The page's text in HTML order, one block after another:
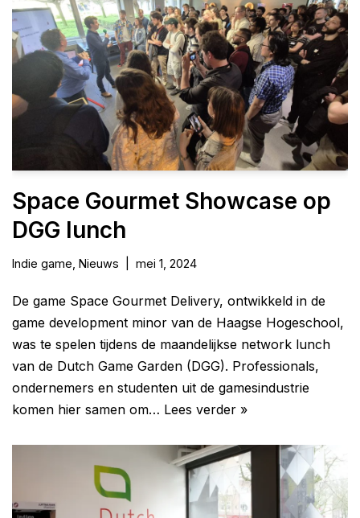
Space Gourmet Showcase op
DGG lunch
Indie game Nieuws mei 1, 2024
De game Space Gourmet Delivery, ontwikkeld in de
game development minor van de Haagse Hogeschool,
was te spelen tijdens de maandelijkse network lunch
van de Dutch Game Garden (DGG). Professionals,
ondernemers en studenten uit de gamesindustrie
komen hier samen om… Lees verder »